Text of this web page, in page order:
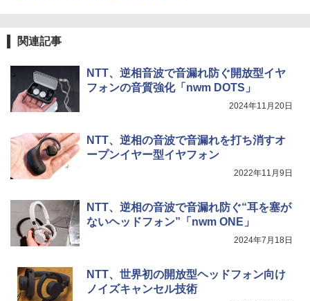
関連記事
NTT、逆相音波で音漏れ防ぐ開放型イヤ
フォンの音質強化「nwm DOTS」
2024年11月20日
NTT、逆相の音波で音漏れを打ち消すオ
ープンイヤー型イヤフォン
2022年11月9日
NTT、逆相の音波で音漏れ防ぐ“耳を塞が
ないヘッドフォン”「nwm ONE」
2024年7月18日
NTT、世界初の開放型ヘッドフォン向け
ノイズキャンセル技術